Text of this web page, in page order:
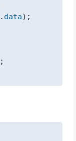
. data) ;
;